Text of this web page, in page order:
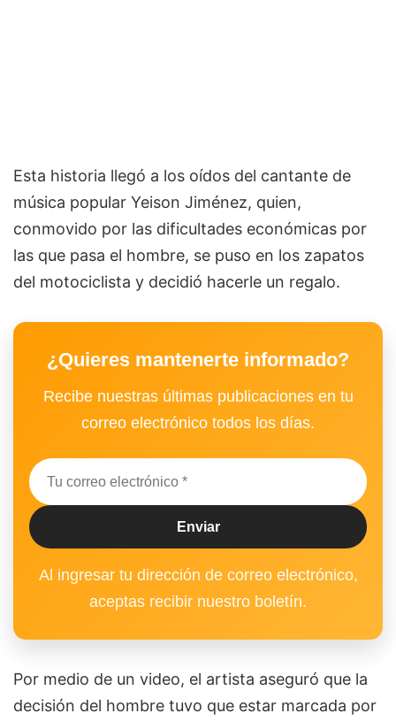
Esta historia llegó a los oídos del cantante de
música popular Yeison Jiménez, quien,
conmovido por las dificultades económicas por
las que pasa el hombre, se puso en los zapatos
del motociclista y decidió hacerle un regalo.
¿Quieres mantenerte informado?
Recibe nuestras últimas publicaciones en tu
correo electrónico todos los días.
Al ingresar tu dirección de correo electrónico,
aceptas recibir nuestro boletín.
Por medio de un video, el artista aseguró que la
decisión del hombre tuvo que estar marcada por